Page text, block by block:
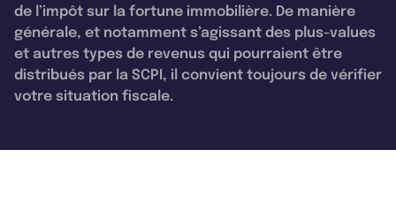
de l’impôt sur la fortune immobilière. De manière
générale, et notamment s’agissant des plus-values
et autres types de revenus qui pourraient être
distribués par la SCPI, il convient toujours de vérifier
votre situation fiscale.